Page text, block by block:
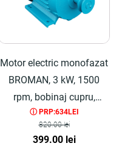
Motor electric monofazat
BROMAN, 3 kW, 1500
rpm, bobinaj cupru,
protectie la suprasarcina,
fulie inclusa - COBI
ⓘ PRP:634LEI
820.00lei
Prețul
399.00 leiPrețul